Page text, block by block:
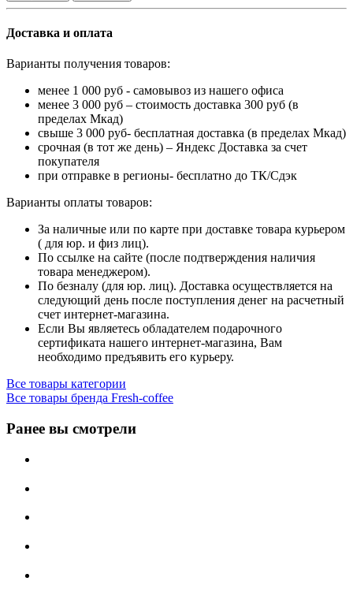
Доставка и оплата
Варианты получения товаров:
менее 1 000 руб - самовывоз из нашего офиса
менее 3 000 руб – стоимость доставка 300 руб (в
пределах Мкад)
свыше 3 000 руб- бесплатная доставка (в пределах Мкад)
срочная (в тот же день) – Яндекс Доставка за счет
покупателя
при отправке в регионы- бесплатно до ТК/Сдэк
Варианты оплаты товаров:
За наличные или по карте при доставке товара курьером
( для юр. и физ лиц).
По ссылке на сайте (после подтверждения наличия
товара менеджером).
По безналу (для юр. лиц). Доставка осуществляется на
следующий день после поступления денег на расчетный
счет интернет-магазина.
Если Вы являетесь обладателем подарочного
сертификата нашего интернет-магазина, Вам
необходимо предъявить его курьеру.
Все товары категории
Все товары бренда Fresh-coffee
Ранее вы смотрели